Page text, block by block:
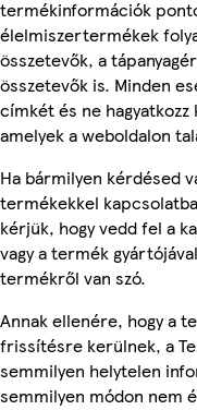
termékinformációk
élelmiszertermékek
összetevők, a
összetevők is. Minden
címkét és ne
amelyek a weboldalon
Ha bármilyen kérdésed
termékekkel
kérjük, hogy vedd fel a
vagy a termék
termékről van szó.
Annak ellenére, hogy a
frissítésre kerülnek, a
semmilyen helytelen
semmilyen módon nem